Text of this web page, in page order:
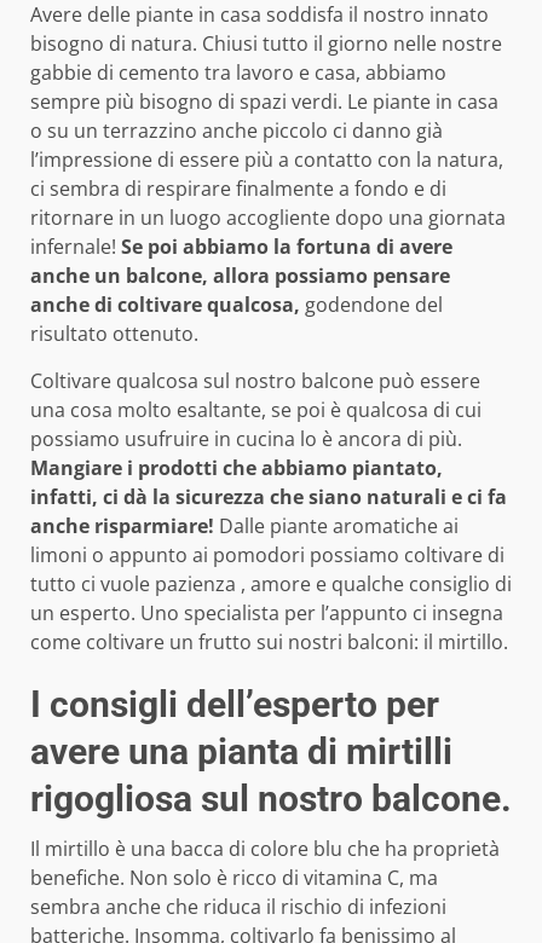
Avere delle piante in casa soddisfa il nostro innato
bisogno di natura. Chiusi tutto il giorno nelle nostre
gabbie di cemento tra lavoro e casa, abbiamo
sempre più bisogno di spazi verdi. Le piante in casa
o su un terrazzino anche piccolo ci danno già
l’impressione di essere più a contatto con la natura,
ci sembra di respirare finalmente a fondo e di
ritornare in un luogo accogliente dopo una giornata
infernale! Se poi abbiamo la fortuna di avere
anche un balcone, allora possiamo pensare
anche di coltivare qualcosa, godendone del
risultato ottenuto.
Coltivare qualcosa sul nostro balcone può essere
una cosa molto esaltante, se poi è qualcosa di cui
possiamo usufruire in cucina lo è ancora di più.
Mangiare i prodotti che abbiamo piantato,
infatti, ci dà la sicurezza che siano naturali e ci fa
anche risparmiare! Dalle piante aromatiche ai
limoni o appunto ai pomodori possiamo coltivare di
tutto ci vuole pazienza , amore e qualche consiglio di
un esperto. Uno specialista per l’appunto ci insegna
come coltivare un frutto sui nostri balconi: il mirtillo.
I consigli dell’esperto per
avere una pianta di mirtilli
rigogliosa sul nostro balcone.
Il mirtillo è una bacca di colore blu che ha proprietà
benefiche. Non solo è ricco di vitamina C, ma
sembra anche che riduca il rischio di infezioni
batteriche. Insomma, coltivarlo fa benissimo al